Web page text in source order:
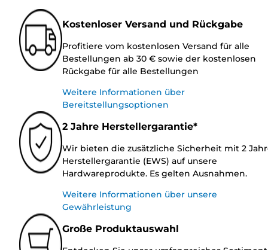
Kostenloser Versand und Rückgabe
Profitiere vom kostenlosen Versand für alle
Bestellungen ab 30 € sowie der kostenlosen
Rückgabe für alle Bestellungen
Weitere Informationen über
Bereitstellungsoptionen
2 Jahre Herstellergarantie*
Wir bieten die zusätzliche Sicherheit mit 2
Herstellergarantie (EWS) auf unsere
Hardwareprodukte. Es gelten Ausnahmen.
Weitere Informationen über unsere
Gewährleistung
Große Produktauswahl